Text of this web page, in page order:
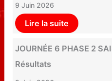
9 Juin 2026
Lire la suite
JOURNÉE 6 PHASE 2
Résultats